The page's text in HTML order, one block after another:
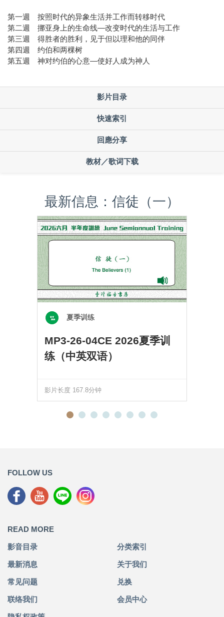
第一週 按照时代的异象生活并工作而转移时代
第二週 挪亚身上的生命线—改变时代的生活与工作
第三週 得胜者的胜利，见于但以理和他的同伴
第四週 约伯和两棵树
第五週 神对约伯的心意—使好人成为神人
影片目录
快速索引
回應分享
教材／歌词下载
最新信息：信徒（一）
夏季训练
MP3-26-04CE 2026夏季训
练（中英双语）
影片长度 167.8分钟
FOLLOW US
READ MORE
影音目录 分类索引
最新消息 关于我们
常见问题 兑换
联络我们 会员中心